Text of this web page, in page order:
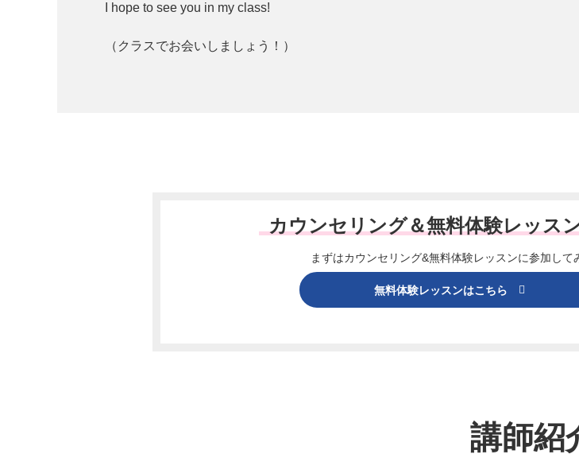
I hope to see you in my class!
（クラスでお会いしましょう！）
カウンセリング＆無料体験レッス
まずはカウンセリング&無料体験レッスンに参加して
無料体験レッスンはこちら
講師紹